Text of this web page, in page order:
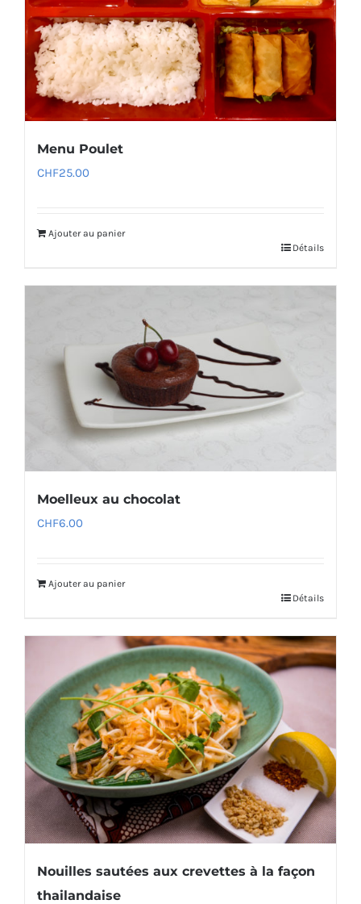
Menu Poulet
CHF25.00
Ajouter au panier
Détails
Moelleux au chocolat
CHF6.00
Ajouter au panier
Détails
Nouilles sautées aux crevettes à la façon
thailandaise